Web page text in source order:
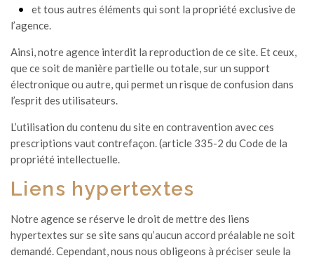
et tous autres éléments qui sont la propriété exclusive de
l’agence.
Ainsi, notre agence interdit la reproduction de ce site. Et ceux,
que ce soit de manière partielle ou totale, sur un support
électronique ou autre, qui permet un risque de confusion dans
l’esprit des utilisateurs.
L’utilisation du contenu du site en contravention avec ces
prescriptions vaut contrefaçon. (article 335-2 du Code de la
propriété intellectuelle.
Liens hypertextes
Notre agence se réserve le droit de mettre des liens
hypertextes sur se site sans qu’aucun accord préalable ne soit
demandé. Cependant, nous nous obligeons à préciser seule la